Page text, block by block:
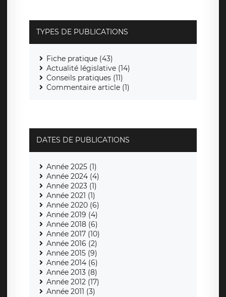
TYPES DE PUBLICATIONS
Fiche pratique (43)
Actualité législative (14)
Conseils pratiques (11)
Commentaire article (1)
DATES DE PUBLICATIONS
Année 2025 (1)
Année 2024 (4)
Année 2023 (1)
Année 2021 (1)
Année 2020 (6)
Année 2019 (4)
Année 2018 (6)
Année 2017 (10)
Année 2016 (2)
Année 2015 (9)
Année 2014 (6)
Année 2013 (8)
Année 2012 (17)
Année 2011 (3)